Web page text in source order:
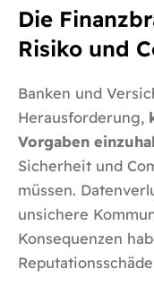
Die
Risiko und
Banken und
Herausforderung,
Vorgaben
Sicherheit und
müssen.
unsichere
Konsequenzen